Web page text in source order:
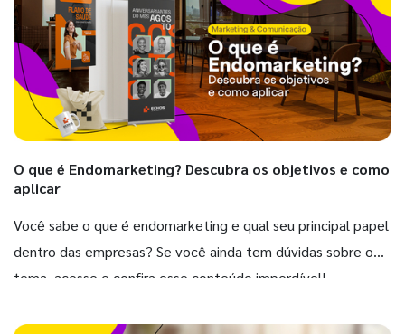
O que é Endomarketing? Descubra os objetivos e como
aplicar
Você sabe o que é endomarketing e qual seu principal papel
dentro das empresas? Se você ainda tem dúvidas sobre o
tema, acesse e confira esse conteúdo imperdível!